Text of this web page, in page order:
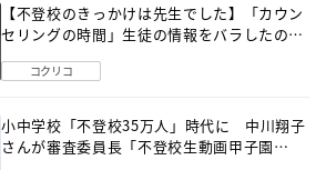
【不登校のきっかけは先生でした】「カウン
セリングの時間」生徒の情報をバラしたの
コクリコ
小中学校「不登校35万人」時代に 中川翔子
さんが審査委員長「不登校生動画甲子園